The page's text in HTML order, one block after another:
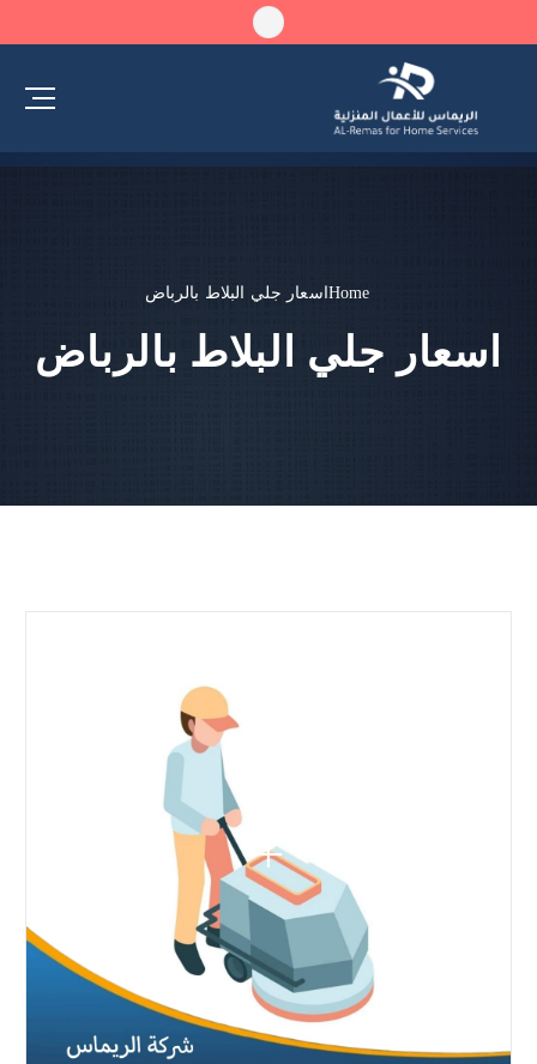
Homeاسعار جلي البلاط بالرباض
اسعار جلي البلاط بالرباض